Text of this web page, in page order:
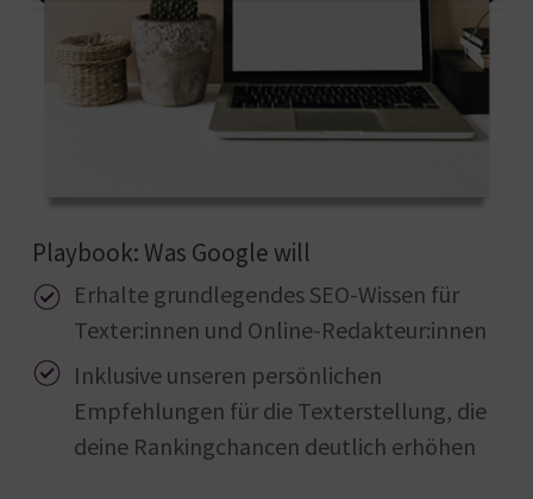
Playbook: Was Google will
Erhalte grundlegendes SEO-Wissen für
Texter:innen und Online-Redakteur:innen
Inklusive unseren persönlichen
Empfehlungen für die Texterstellung, die
deine Rankingchancen deutlich erhöhen